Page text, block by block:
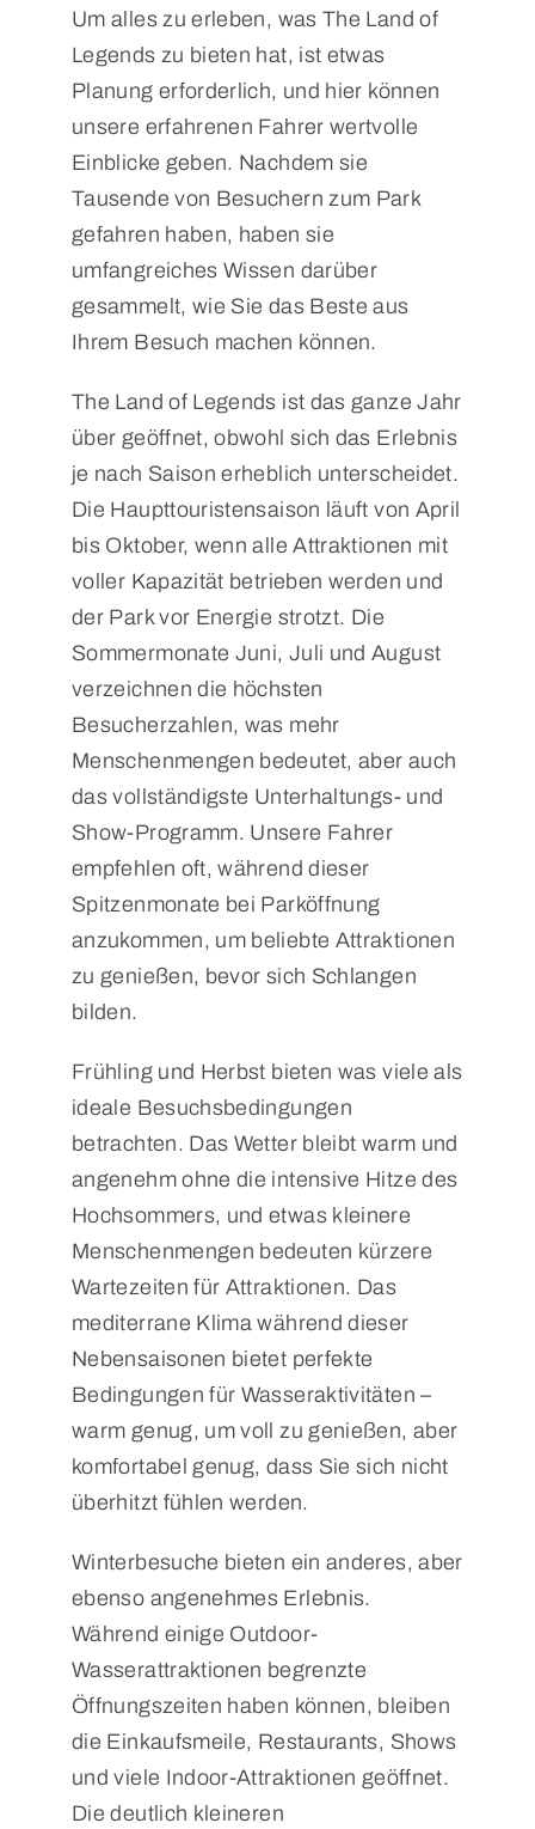
Um alles zu erleben, was The Land of
Legends zu bieten hat, ist etwas
Planung erforderlich, und hier können
unsere erfahrenen Fahrer wertvolle
Einblicke geben. Nachdem sie
Tausende von Besuchern zum Park
gefahren haben, haben sie
umfangreiches Wissen darüber
gesammelt, wie Sie das Beste aus
Ihrem Besuch machen können.
The Land of Legends ist das ganze Jahr
über geöffnet, obwohl sich das Erlebnis
je nach Saison erheblich unterscheidet.
Die Haupttouristensaison läuft von April
bis Oktober, wenn alle Attraktionen mit
voller Kapazität betrieben werden und
der Park vor Energie strotzt. Die
Sommermonate Juni, Juli und August
verzeichnen die höchsten
Besucherzahlen, was mehr
Menschenmengen bedeutet, aber auch
das vollständigste Unterhaltungs- und
Show-Programm. Unsere Fahrer
empfehlen oft, während dieser
Spitzenmonate bei Parköffnung
anzukommen, um beliebte Attraktionen
zu genießen, bevor sich Schlangen
bilden.
Frühling und Herbst bieten was viele als
ideale Besuchsbedingungen
betrachten. Das Wetter bleibt warm und
angenehm ohne die intensive Hitze des
Hochsommers, und etwas kleinere
Menschenmengen bedeuten kürzere
Wartezeiten für Attraktionen. Das
mediterrane Klima während dieser
Nebensaisonen bietet perfekte
Bedingungen für Wasseraktivitäten –
warm genug, um voll zu genießen, aber
komfortabel genug, dass Sie sich nicht
überhitzt fühlen werden.
Winterbesuche bieten ein anderes, aber
ebenso angenehmes Erlebnis.
Während einige Outdoor-
Wasserattraktionen begrenzte
Öffnungszeiten haben können, bleiben
die Einkaufsmeile, Restaurants, Shows
und viele Indoor-Attraktionen geöffnet.
Die deutlich kleineren